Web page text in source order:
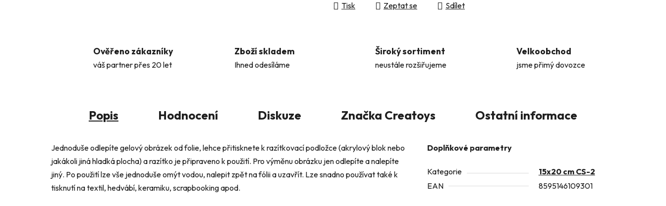
Tisk Zeptat se Sdílet
Ověřeno zákazníky
váš partner přes 20 let
Zboží skladem
Ihned odesíláme
Široký sortiment
neustále rozšiřujeme
Velkoobchod
jsme přimý dovozce
Popis Hodnocení Diskuze Značka Creatoys Ostatní informace
Jednoduše odlepíte gelový obrázek od folie, lehce přitisknete k razítkovací podložce (akrylový blok nebo
jakákoli jiná hladká plocha) a razítko je připraveno k použití. Pro výměnu obrázku jen odlepíte a nalepíte
jiný. Po použití lze vše jednoduše omýt vodou, nalepit zpět na fólii a uzavřít. Lze snadno používat také k
tisknutí na textil, hedvábí, keramiku, scrapbooking apod.
Doplňkové parametry
Kategorie
15x20 cm CS-2
EAN
8595146109301